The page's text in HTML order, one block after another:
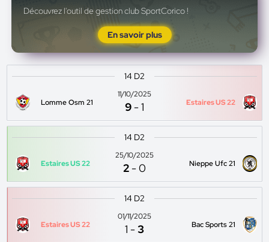
Découvrez l'outil de gestion club SportCorico !
En savoir plus
14 D2
Lomme Osm 21
11/10/2025
9 -1 Estaires US 22
14 D2
Estaires US 22
25/10/2025
2 -0 Nieppe Ufc 21
14 D2
Estaires US 22
01/11/2025
1 -3 Bac Sports 21